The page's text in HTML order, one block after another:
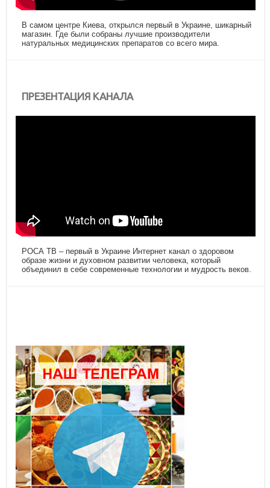
В самом центре Киева, открылся первый в Украине, шикарный
магазин. Где были собраны лучшие производители
натуральных медицинских препаратов со всего мира.
ПРЕЗЕНТАЦИЯ КАНАЛА
РОСА ТВ – первый в Украине Интернет канал о здоровом
образе жизни и духовном развитии человека, который
объединил в себе современные технологии и мудрость веков.